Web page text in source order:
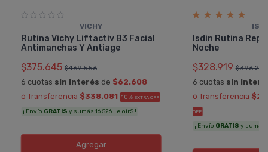
VICHY
Rutina Vichy Liftactiv B3 Facial
Antimanchas Y Antiage
$375.645 $469.556
6 cuotas sin interés de $62.608
ó Transferencia $338.081 10% EXTRA OFF
¡ Envío GRATIS y sumás 16.526 Leloir$ !
Agregar
Isdin Rutina
Noche
$328.919 $396.288
6 cuotas sin
ó Transferencia
OFF
¡ Envío GRATIS y sumás